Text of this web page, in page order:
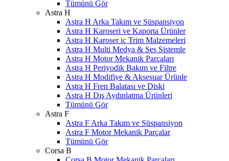
Tümünü Gör
Astra H
Astra H Arka Takım ve Süspansiyon
Astra H Karoseri ve Kaporta Ürünler
Astra H Karoser iç Trim Malzemeleri
Astra H Multi Medya & Ses Sistemle
Astra H Motor Mekanik Parçaları
Astra H Periyodik Bakım ve Filtre
Astra H Modifiye & Aksesuar Ürünle
Astra H Fren Balatası ve Diski
Astra H Dış Aydınlatma Ürünleri
Tümünü Gör
Astra F
Astra F Arka Takım ve Süspansiyon
Astra F Motor Mekanik Parçalar
Tümünü Gör
Corsa B